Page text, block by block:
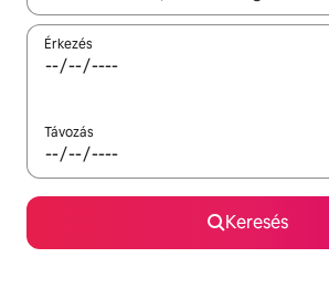
Érkezés
Távozás
Keresés